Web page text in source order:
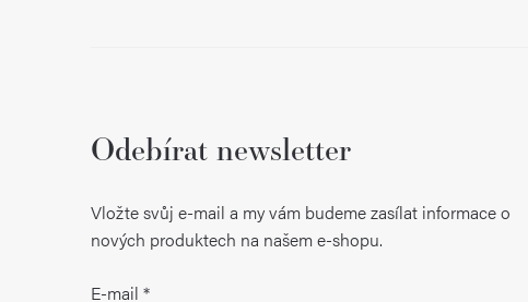
Odebírat newsletter
Vložte svůj e-mail a my vám budeme zasílat informace o
nových produktech na našem e-shopu.
E-mail